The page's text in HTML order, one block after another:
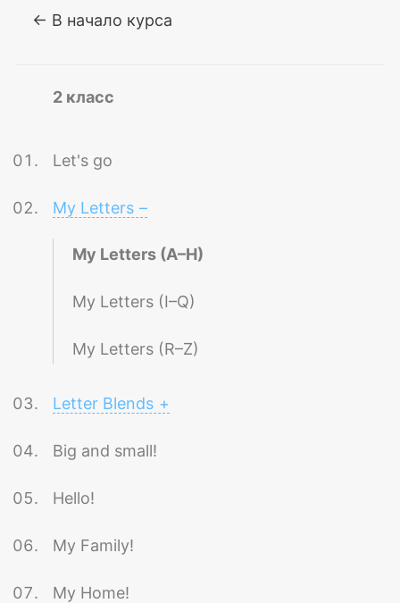
← В начало курса
2 класс
Let's go
My Letters –
My Letters (A–H)
My Letters (I–Q)
My Letters (R–Z)
Letter Blends +
Big and small!
Hello!
My Family!
My Home!